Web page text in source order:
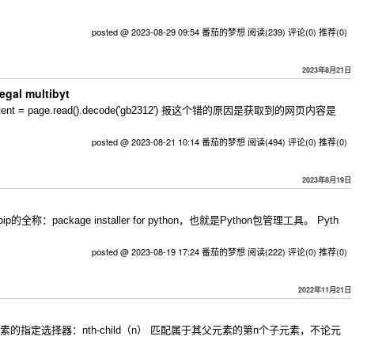
posted @ 2023-08-29 09:54 番茄的梦想 阅读(239) 评论(0) 推荐(0)
2023年8月21日
multibyt
= page.read().decode('gb2312') 报这个错的原因是获取到的网页内容是
posted @ 2023-08-21 10:14 番茄的梦想 阅读(494) 评论(0) 推荐(0)
2023年8月19日
的全称：package installer for python，也就是Python包管理工具。 Pyth
posted @ 2023-08-19 17:24 番茄的梦想 阅读(222) 评论(0) 推荐(0)
2022年11月21日
指定选择器：nth-child（n） 匹配属于其父元素的第n个子元素，不论元